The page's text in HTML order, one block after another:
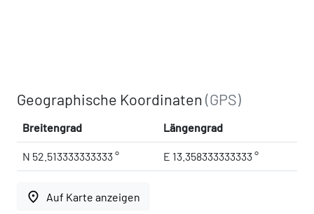
Geographische Koordinaten(GPS)
Breitengrad Längengrad
N 52.513333333333 ° E 13.358333333333 °
place Auf Karte anzeigen